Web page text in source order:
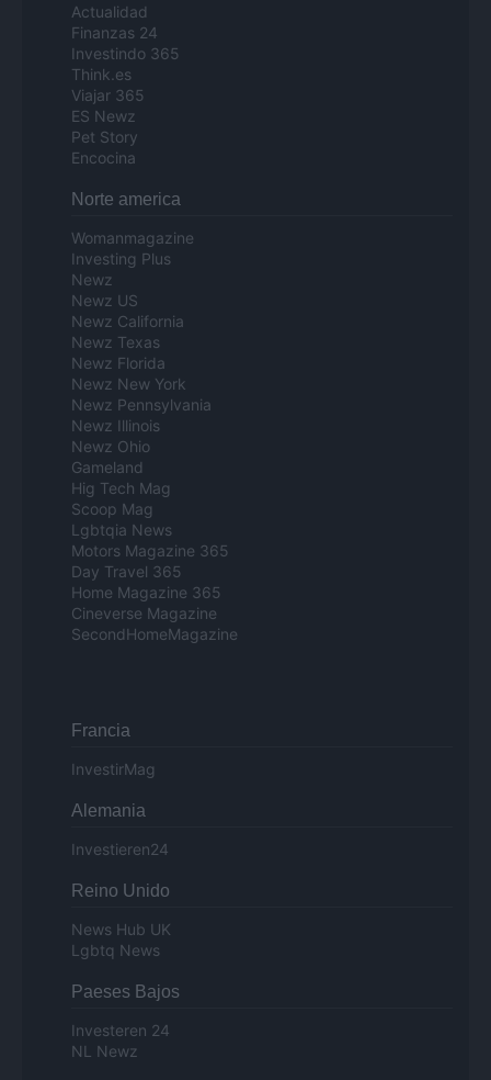
Actualidad
Finanzas 24
Investindo 365
Think.es
Viajar 365
ES Newz
Pet Story
Encocina
Norte america
Womanmagazine
Investing Plus
Newz
Newz US
Newz California
Newz Texas
Newz Florida
Newz New York
Newz Pennsylvania
Newz Illinois
Newz Ohio
Gameland
Hig Tech Mag
Scoop Mag
Lgbtqia News
Motors Magazine 365
Day Travel 365
Home Magazine 365
Cineverse Magazine
SecondHomeMagazine
Francia
InvestirMag
Alemania
Investieren24
Reino Unido
News Hub UK
Lgbtq News
Paeses Bajos
Investeren 24
NL Newz